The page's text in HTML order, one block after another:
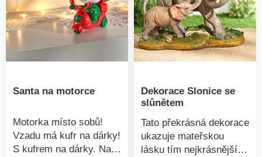
Santa na motorce
Motorka místo sobů!
Vzadu má kufr na dárky!
S kufrem na dárky. Na
Dekorace Slonice se
slůnětem
Tato překrásná dekorace
ukazuje mateřskou
lásku tím nejkrásnějším